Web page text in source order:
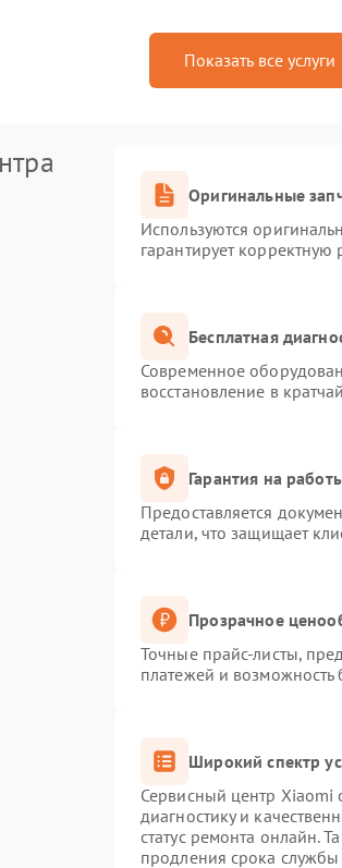
Показать все услуги
Оригинальные
Используются
гарантирует корректную
Бесплатная
Современное
восстановление в
Гарантия на
Предоставляется
детали, что защищает
Прозрачное
Точные прайс-листы,
платежей и возможность
Широкий спектр
Сервисный центр Xiaomi
диагностику и
статус ремонта онлайн.
продления срока службы